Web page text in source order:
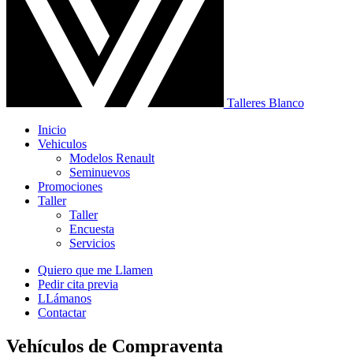
Talleres Blanco
Inicio
Vehiculos
Modelos Renault
Seminuevos
Promociones
Taller
Taller
Encuesta
Servicios
Quiero que me Llamen
Pedir cita previa
LLámanos
Contactar
Vehículos de Compraventa